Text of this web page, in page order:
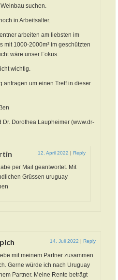
suchen.
in Arbeitsalter.
arbeiten am liebsten im
mit 1000-2000m² im geschützten
wäre unser Fokus.
wichtig.
anfragen um einen Treff in dieser
Dr. Dorothea Laupheimer (www.dr-
12. April 2022 | Reply
per Mail geantwortet. Mit
Grüssen uruguay
14. Juli 2022 | Reply
mit meinem Partner zusammen
Gerne würde ich nach Uruguay
Partner. Meine Rente beträgt